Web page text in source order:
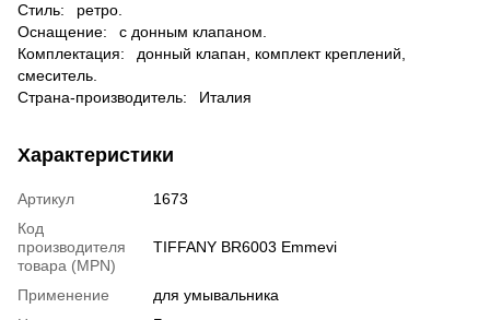
Стиль: ретро.
Оснащение: с донным клапаном.
Комплектация: донный клапан, комплект креплений,
смеситель.
Страна-производитель: Италия
Характеристики
Артикул
1673
Код
производителя
товара (MPN)
TIFFANY BR6003 Emmevi
Применение
для умывальника